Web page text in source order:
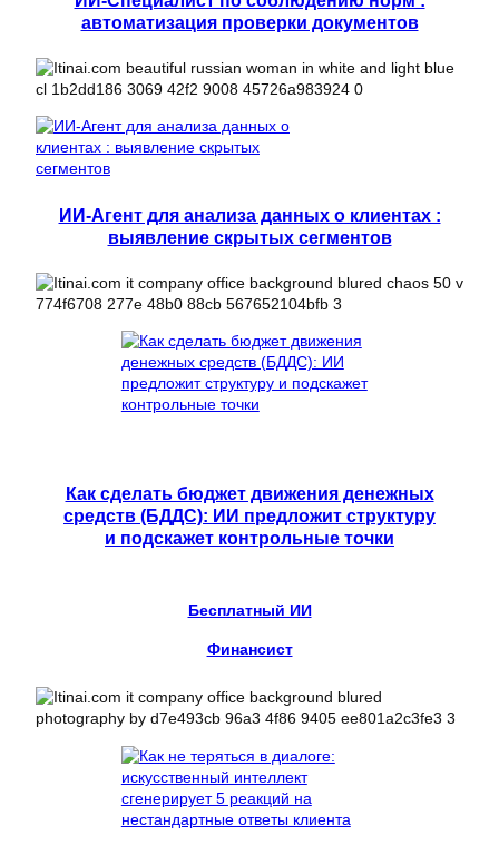
автоматизация проверки документов
ИИ-Агент для анализа данных о клиентах :
выявление скрытых сегментов
Как сделать бюджет движения денежных
средств (БДДС): ИИ предложит структуру
и подскажет контрольные точки
Бесплатный ИИ
Финансист